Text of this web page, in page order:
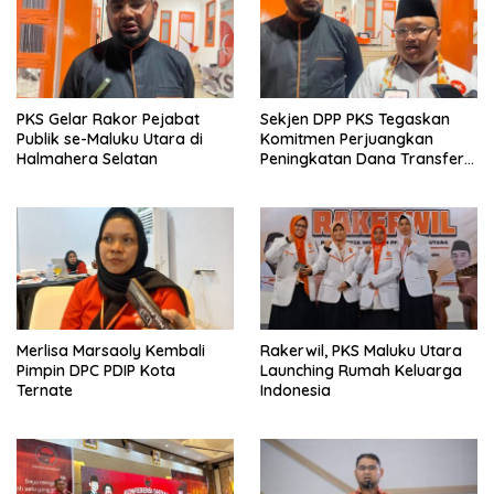
PKS Gelar Rakor Pejabat
Publik se-Maluku Utara di
Halmahera Selatan
Sekjen DPP PKS Tegaskan
Komitmen Perjuangkan
Peningkatan Dana Transfer
Merlisa Marsaoly Kembali
Pimpin DPC PDIP Kota
Ternate
Rakerwil, PKS Maluku Utara
Launching Rumah Keluarga
Indonesia